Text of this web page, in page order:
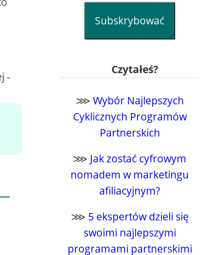
-
Subskrybować
Czytałeś?
⋙ Wybór Najlepszych
Cyklicznych Programów
Partnerskich
⋙ Jak zostać cyfrowym
nomadem w marketingu
afiliacyjnym?
⋙ 5 ekspertów dzieli się
swoimi najlepszymi
programami partnerskimi